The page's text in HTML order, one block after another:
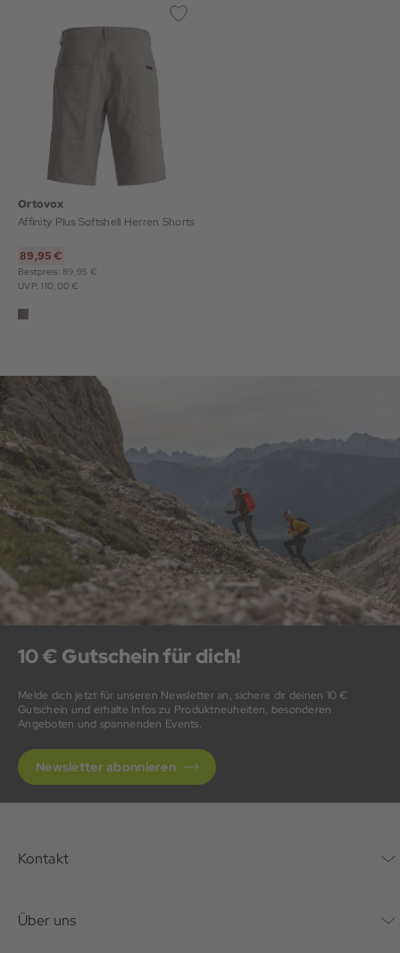
Ortovox
Affinity Plus Softshell Herren Shorts
89,95 €
Bestpreis: 89,95 €
UVP: 110,00 €
10 € Gutschein für dich!
Melde dich jetzt für unseren Newsletter an, sichere dir deinen 10 €
Gutschein und erhalte Infos zu Produktneuheiten, besonderen
Angeboten und spannenden Events.
Newsletter abonnieren
Kontakt
Über uns